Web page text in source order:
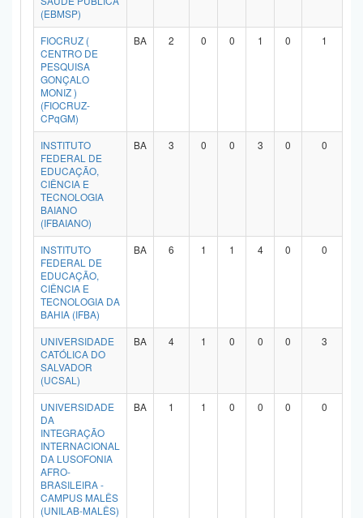
(EBMSP)
FIOCRUZ (
CENTRO DE
PESQUISA
GONÇALO
MONIZ )
(FIOCRUZ-
CPqGM)
BA 2 0 0 1 0 1
INSTITUTO
FEDERAL DE
EDUCAÇÃO,
CIÊNCIA E
TECNOLOGIA
BAIANO
(IFBAIANO)
BA 3 0 0 3 0 0
INSTITUTO
FEDERAL DE
EDUCAÇÃO,
CIÊNCIA E
TECNOLOGIA DA
BAHIA (IFBA)
BA 6 1 1 4 0 0
UNIVERSIDADE
CATÓLICA DO
SALVADOR
(UCSAL)
BA 4 1 0 0 0 3
UNIVERSIDADE
DA
INTEGRAÇÃO
INTERNACIONAL
DA LUSOFONIA
AFRO-
BRASILEIRA -
CAMPUS MALÊS
(UNILAB-MALÊS)
BA 1 1 0 0 0 0